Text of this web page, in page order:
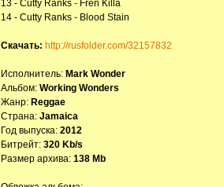
13 - Cutty Ranks - Fren Killa
14 - Cutty Ranks - Blood Stain
Скачать: http://rusfolder.com/32157832
Исполнитель: Mark Wonder
Альбом: Working Wonders
Жанр: Reggae
Страна: Jamaica
Год выпуска: 2012
Битрейт: 320 Kb/s
Размер архива: 138 Mb